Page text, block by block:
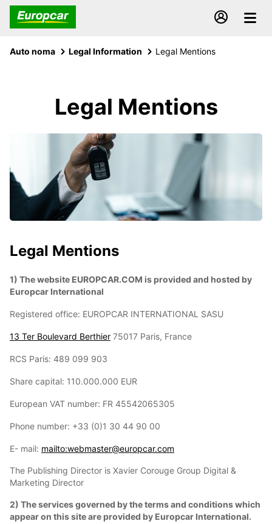
Auto noma Legal Information Legal Mentions
Legal Mentions
Legal Mentions
1) The website EUROPCAR.COM is provided and hosted by
Europcar International
Registered office: EUROPCAR INTERNATIONAL SASU
13 Ter Boulevard Berthier 75017 Paris, France
RCS Paris: 489 099 903
Share capital: 110.000.000 EUR
European VAT number: FR 45542065305
Phone number: +33 (0)1 30 44 90 00
E- mail: mailto:webmaster@europcar.com
The Publishing Director is Xavier Corouge Group Digital &
Marketing Director
2) The services governed by the terms and conditions which
appear on this site are provided by Europcar International.